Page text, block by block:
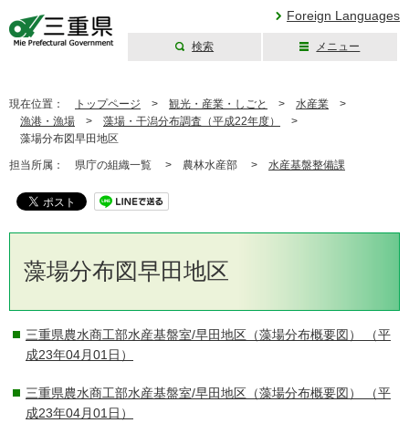
Foreign Languages
検索 メニュー
現在位置： トップページ > 観光・産業・しごと > 水産業 >
漁港・漁場 > 藻場・干潟分布調査（平成22年度）
>
藻場分布図早田地区
担当所属： 県庁の組織一覧 > 農林水産部 > 水産基盤整備課
藻場分布図早田地区
三重県農水商工部水産基盤室/早田地区（藻場分布概要図）
（平
成23年04月01日）
三重県農水商工部水産基盤室/早田地区（藻場分布概要図）
（平
成23年04月01日）